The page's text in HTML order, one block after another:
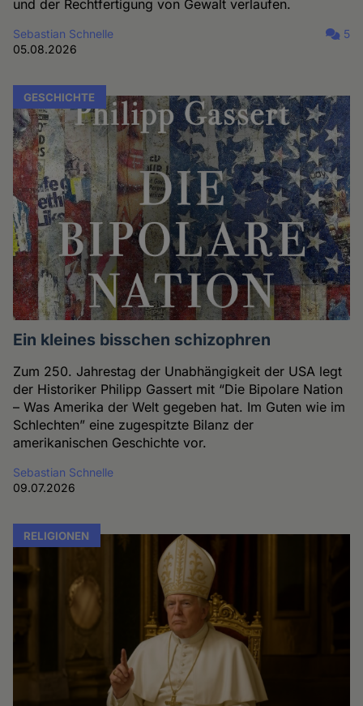
und der Rechtfertigung von Gewalt verlaufen.
Sebastian Schnelle
05.08.2026
5
GESCHICHTE
Ein kleines bisschen schizophren
Zum 250. Jahrestag der Unabhängigkeit der USA legt
der Historiker Philipp Gassert mit “Die Bipolare Nation
– Was Amerika der Welt gegeben hat. Im Guten wie im
Schlechten” eine zugespitzte Bilanz der
amerikanischen Geschichte vor.
Sebastian Schnelle
09.07.2026
RELIGIONEN